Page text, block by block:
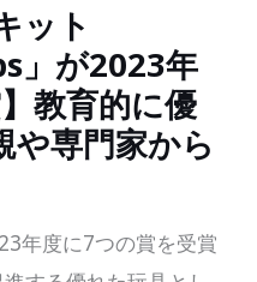
ット
」が2023年
教育的に優
や専門家から
年度に7つの賞を受賞